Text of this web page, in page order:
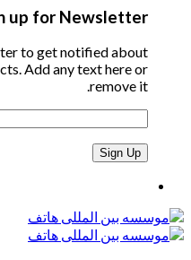
up for Newsletter
to get notified about
Add any text here or
remove it.